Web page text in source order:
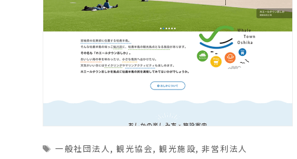
Tags
一般社団法人,観光協会,観光施設,非営利法人